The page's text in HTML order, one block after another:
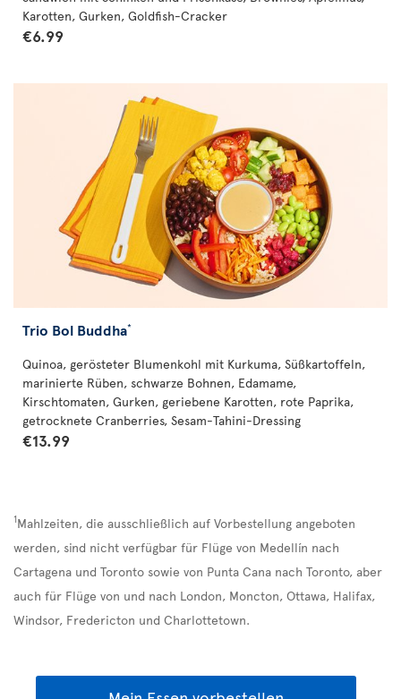
Karotten, Gurken, Goldfish-Cracker
€6.99
Trio Bol Buddha*
Quinoa, gerösteter Blumenkohl mit Kurkuma, Süßkartoffeln,
marinierte Rüben, schwarze Bohnen, Edamame,
Kirschtomaten, Gurken, geriebene Karotten, rote Paprika,
getrocknete Cranberries, Sesam-Tahini-Dressing
€13.99
1Mahlzeiten, die ausschließlich auf Vorbestellung angeboten
werden, sind nicht verfügbar für Flüge von Medellín nach
Cartagena und Toronto sowie von Punta Cana nach Toronto, aber
auch für Flüge von und nach London, Moncton, Ottawa, Halifax,
Windsor, Fredericton und Charlottetown.